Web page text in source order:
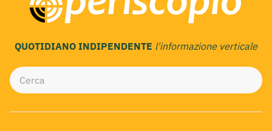
QUOTIDIANO INDIPENDENTE l'informazione verticale